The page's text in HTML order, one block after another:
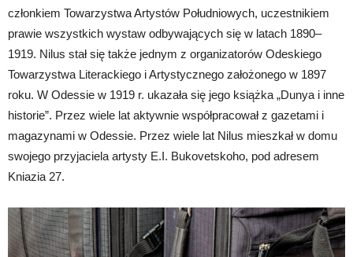
członkiem Towarzystwa Artystów Południowych, uczestnikiem
prawie wszystkich wystaw odbywających się w latach 1890–
1919. Nilus stał się także jednym z organizatorów Odeskiego
Towarzystwa Literackiego i Artystycznego założonego w 1897
roku. W Odessie w 1919 r. ukazała się jego książka „Dunya i inne
historie”. Przez wiele lat aktywnie współpracował z gazetami i
magazynami w Odessie. Przez wiele lat Nilus mieszkał w domu
swojego przyjaciela artysty E.I. Bukovetskoho, pod adresem
Kniazia 27.